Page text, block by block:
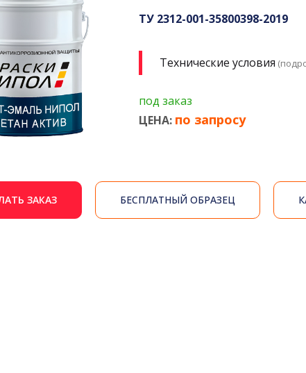
ТУ 2312-001-35800398-2019
Технические условия
под заказ
ЦЕНА: по запросу
ЗАКАЗ БЕСПЛАТНЫЙ ОБРАЗЕЦ